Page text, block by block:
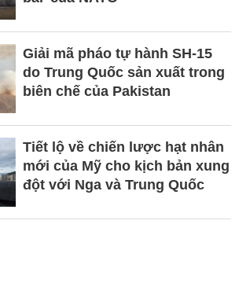
Giải mã pháo tự hành SH-15
do Trung Quốc sản xuất trong
biên chế của Pakistan
Tiết lộ về chiến lược hạt nhân
mới của Mỹ cho kịch bản xung
đột với Nga và Trung Quốc